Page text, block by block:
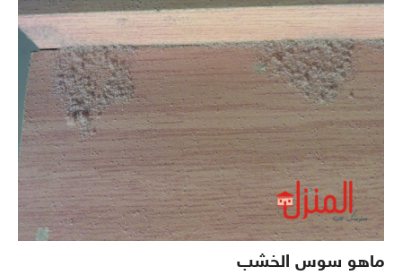
ماهو سوس الخشب